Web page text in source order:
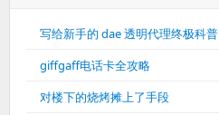
写给新手的 dae 透明代理终极科普
giffgaff电话卡全攻略
对楼下的烧烤摊上了手段